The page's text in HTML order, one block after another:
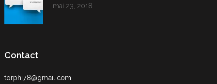
mai 23, 2018
Contact
torphi78@gmail.com